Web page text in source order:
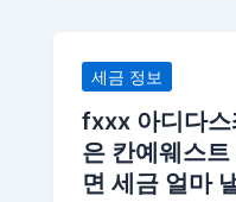
세금 정보
fxxx 아디다스
은 칸예웨스
면 세금 얼마
fxxx
아
디
다